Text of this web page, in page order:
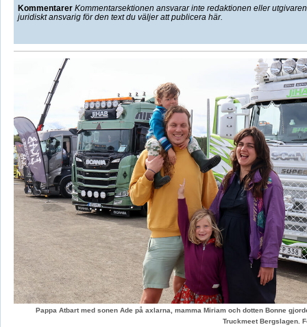
Kommentarer Kommentarsektionen ansvarar inte redaktionen eller
juridiskt ansvarig för den text du väljer att publicera här.
Pappa Atbart med sonen Ade på axlarna, mamma Miriam och dotten Bonne
Truckmeet Bergslagen.